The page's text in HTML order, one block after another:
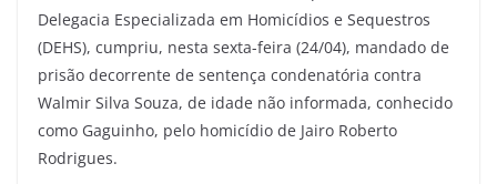
Delegacia Especializada em Homicídios e Sequestros
(DEHS), cumpriu, nesta sexta-feira (24/04), mandado de
prisão decorrente de sentença condenatória contra
Walmir Silva Souza, de idade não informada, conhecido
como Gaguinho, pelo homicídio de Jairo Roberto
Rodrigues.